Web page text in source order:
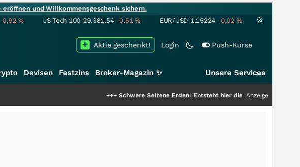
eröffnen und Willkommensgeschenk sichern.
-0,92% US Tech 100 29.381,54 -0,51% EUR/USD 1,15224 -0,02 %
Login Push-Kurse
Aktie geschenkt!
Devisen Festzins Broker-Magazin ✨ Unsere Services
Schwere Seltene Erden: Entsteht hier die nächste Milliardenstory?
Anzeige